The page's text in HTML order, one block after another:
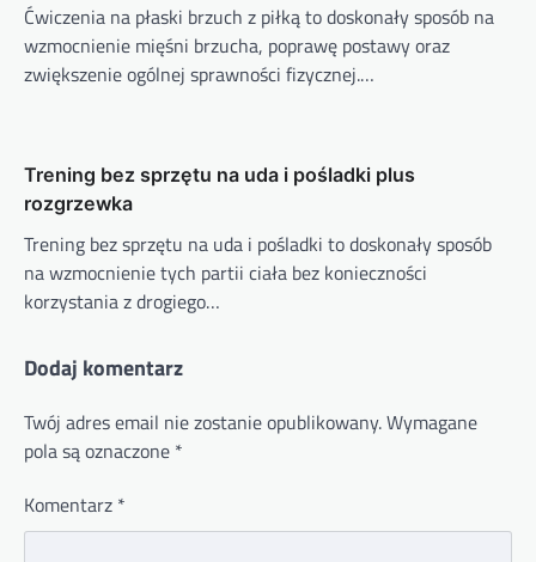
Ćwiczenia na płaski brzuch z piłką to doskonały sposób na
wzmocnienie mięśni brzucha, poprawę postawy oraz
zwiększenie ogólnej sprawności fizycznej.…
Trening bez sprzętu na uda i pośladki plus
rozgrzewka
Trening bez sprzętu na uda i pośladki to doskonały sposób
na wzmocnienie tych partii ciała bez konieczności
korzystania z drogiego…
Dodaj komentarz
Twój adres email nie zostanie opublikowany.Wymagane
pola są oznaczone *
Komentarz *